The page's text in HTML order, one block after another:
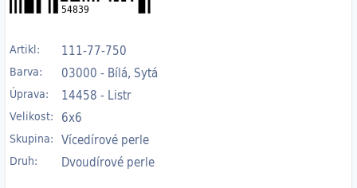
54839
Artikl: 111-77-750
Barva: 03000 - Bílá, Sytá
Úprava: 14458 - Listr
Velikost: 6x6
Skupina: Vícedírové perle
Druh: Dvoudírové perle